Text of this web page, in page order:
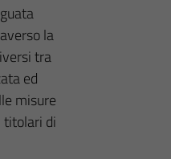
la
tra
ed
misure
titolari di